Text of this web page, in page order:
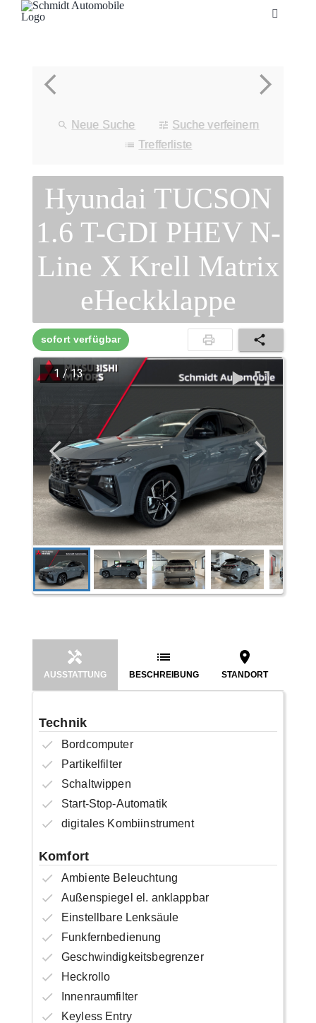
Toggle
Fahrzeuge
Neuheiten
Neue Suche
Suche verfeinern
Trefferliste
Hyundai TUCSON
1.6 T-GDI PHEV N-
Line X Krell Matrix
eHeckklappe
sofort verfügbar
1 /13
AUSSTATTUNG BESCHREIBUNG STANDORT
Technik
Bordcomputer
Partikelfilter
Schaltwippen
Start-Stop-Automatik
digitales Kombiinstrument
Komfort
Ambiente Beleuchtung
Außenspiegel el. anklappbar
Einstellbare Lenksäule
Funkfernbedienung
Geschwindigkeitsbegrenzer
Heckrollo
Innenraumfilter
Keyless Entry